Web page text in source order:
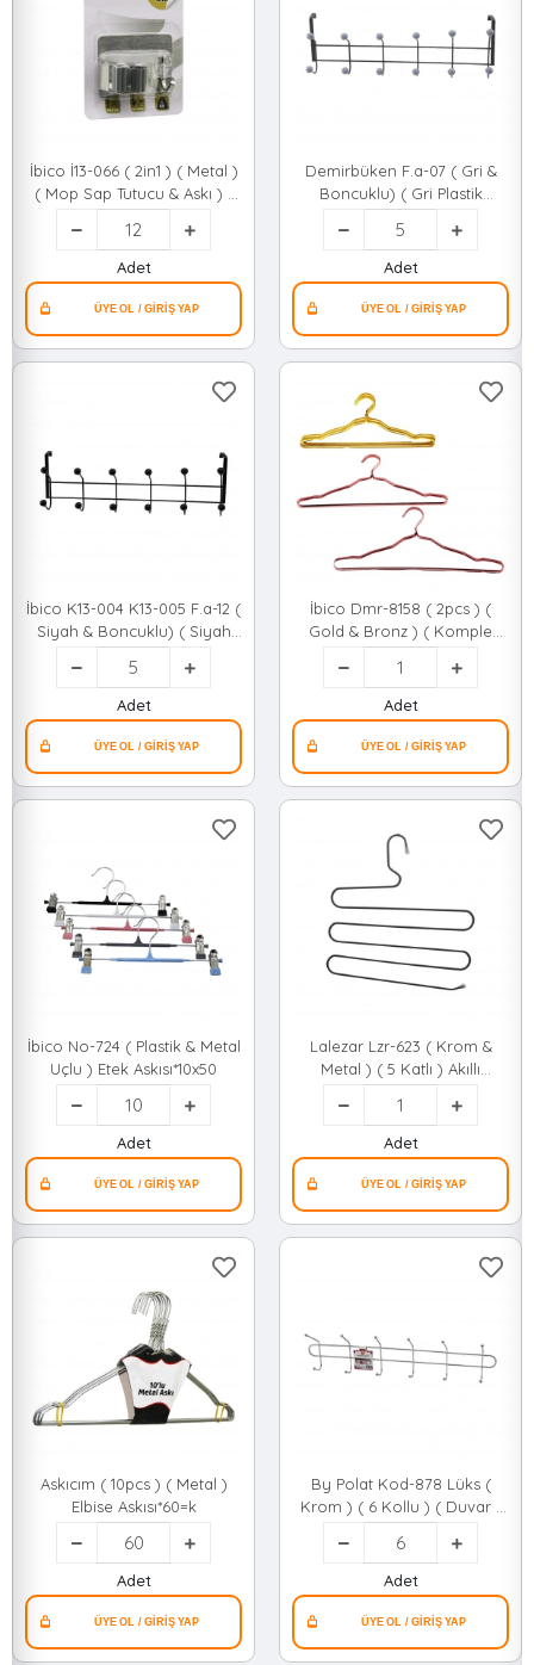
İbico İ13-066 ( 2in1 ) ( Metal )
( Mop Sap Tutucu & Askı ) (
Yapışkanlı Montaj=metal
Plaka ) ( 10kg. Taşıma )*12x20
Adet
Demirbüken F.a-07 ( Gri &
Boncuklu) ( Gri Plastik
Boncuklu ) ( Metal )
Amerikan Kapı Arkası
Askı*5x12
Adet
İbico K13-004 K13-005 F.a-12 (
Siyah & Boncuklu) ( Siyah
Plastik Boncuklu ) ( Metal )
Amerikan Kapı Arkası
Askı*5x12
Adet
İbico Dmr-8158 ( 2pcs ) (
Gold & Bronz ) ( Komple
Metal ) Elbise Askı*130
Adet
İbico No-724 ( Plastik & Metal
Uçlu ) Etek Askısı*10x50
Adet
Lalezar Lzr-623 ( Krom &
Metal ) ( 5 Katlı ) Akıllı
Pantolon Askı ( Yer
Kazandırır )*25
Adet
Askıcım ( 10pcs ) ( Metal )
Elbise Askısı*60=k
Adet
By Polat Kod-878 Lüks (
Krom ) ( 6 Kollu ) ( Duvar )
Askısı ( Mini Krom Misketli
)*6x12
Adet